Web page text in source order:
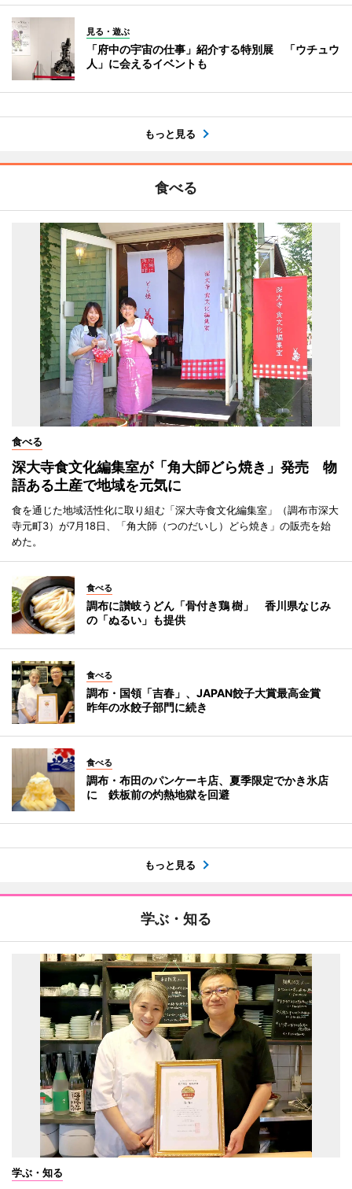
見る・遊ぶ
「府中の宇宙の仕事」紹介する特別展 「ウチュウ
人」に会えるイベントも
もっと見る
食べる
食べる
深大寺食文化編集室が「角大師どら焼き」発売 物
語ある土産で地域を元気に
食を通じた地域活性化に取り組む「深大寺食文化編集室」（調布市深大
寺元町3）が7月18日、「角大師（つのだいし）どら焼き」の販売を始
めた。
食べる
調布に讃岐うどん「骨付き鶏 樹」 香川県なじみ
の「ぬるい」も提供
食べる
調布・国領「吉春」、JAPAN餃子大賞最高金賞
昨年の水餃子部門に続き
食べる
調布・布田のパンケーキ店、夏季限定でかき氷店
に 鉄板前の灼熱地獄を回避
もっと見る
学ぶ・知る
学ぶ・知る